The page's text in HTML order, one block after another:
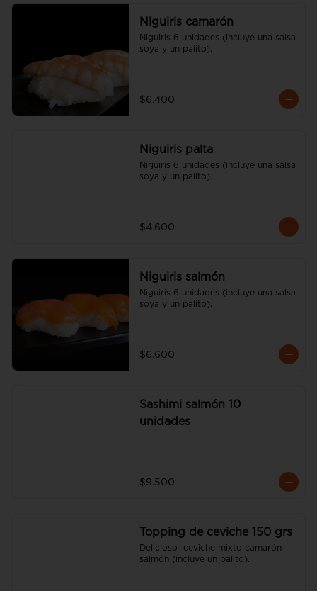
Niguiris camarón
Niguiris 6 unidades (incluye una salsa
soya y un palito).
$6.400
Niguiris palta
Niguiris 6 unidades (incluye una salsa
soya y un palito).
$4.600
Niguiris salmón
Niguiris 6 unidades (incluye una salsa
soya y un palito).
$6.600
Sashimi salmón 10
unidades
$9.500
Topping de ceviche 150 grs
Delicioso  ceviche mixto camarón
salmón (incluye un palito).